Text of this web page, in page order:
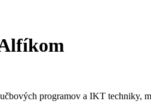
programov a IKT techniky,